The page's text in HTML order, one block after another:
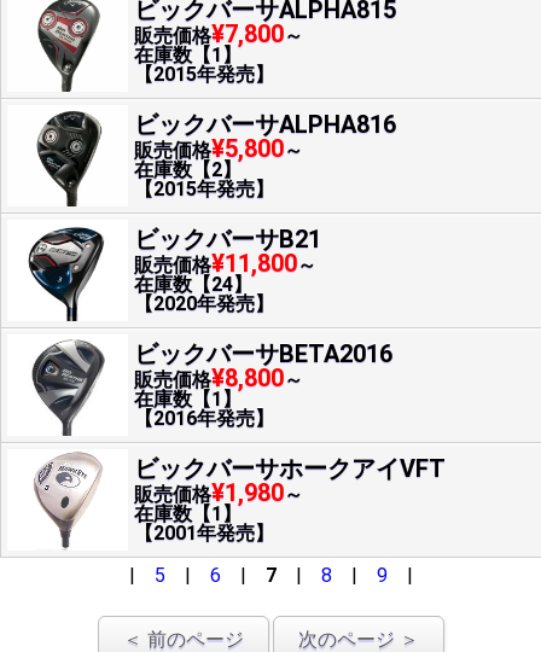
ビックバーサALPHA815
販売価格¥7,800～
在庫数【1】
【2015年発売】
ビックバーサALPHA816
販売価格¥5,800～
在庫数【2】
【2015年発売】
ビックバーサB21
販売価格¥11,800～
在庫数【24】
【2020年発売】
ビックバーサBETA2016
販売価格¥8,800～
在庫数【1】
【2016年発売】
ビックバーサホークアイVFT
販売価格¥1,980～
在庫数【1】
【2001年発売】
| 5 | 6 | 7| 8| 9|
＜ 前のページ 次のページ ＞